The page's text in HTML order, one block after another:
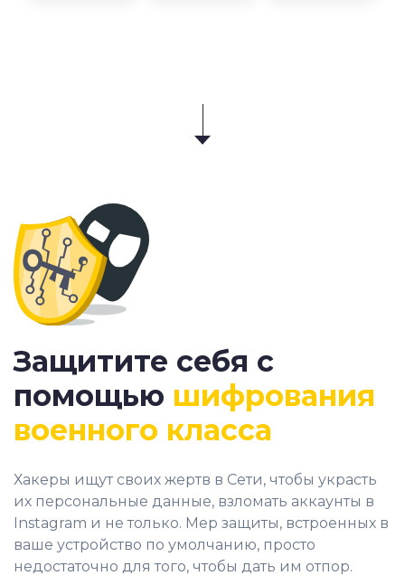
Защитите себя с
помощью шифрования
военного класса
Хакеры ищут своих жертв в Сети, чтобы украсть
их персональные данные, взломать аккаунты в
Instagram и не только. Мер защиты, встроенных в
ваше устройство по умолчанию, просто
недостаточно для того, чтобы дать им отпор.